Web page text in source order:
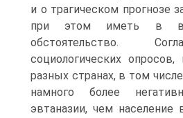
и о трагическом прогнозе
при этом иметь в
обстоятельство.
социологических
разных странах, в том
намного более
эвтаназии, чем население